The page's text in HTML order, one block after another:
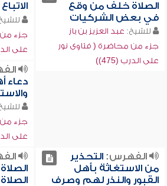
الصلاة خلف من وقع
في بعض الشركيات
للشيخ: عبد العزيز بن باز
جزء من محاضرة ( فتاوى نور
على الدرب (475))
جزء من
على
دعاء
جزء من
على
الفهرس:التحذير
من الاستغاثة بأهل
القبور والنذر لهم وصرف